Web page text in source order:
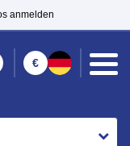
anmelden
€